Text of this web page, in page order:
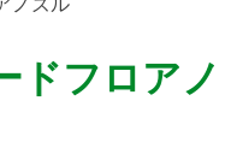
ドフロアノ